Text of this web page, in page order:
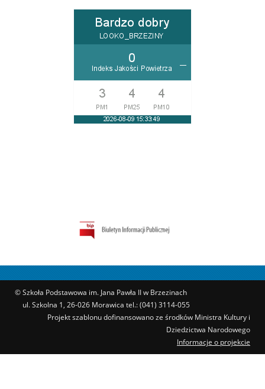
© Szkoła Podstawowa im. Jana Pawła II w Brzezinach
ul. Szkolna 1, 26-026 Morawica tel.: (041) 3114-055
Projekt szablonu dofinansowano ze środków Ministra Kultury i
Dziedzictwa Narodowego
Informacje o projekcie